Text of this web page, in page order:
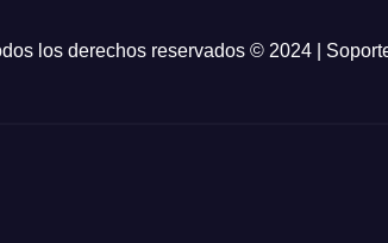
los derechos reservados © 2024 |